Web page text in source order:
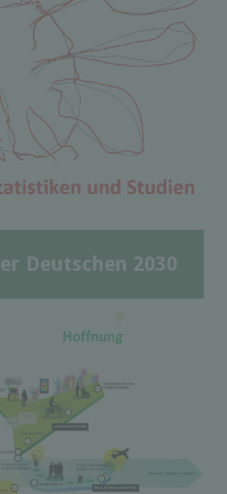
Deutschen 2030